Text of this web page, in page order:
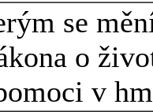
se
o
v